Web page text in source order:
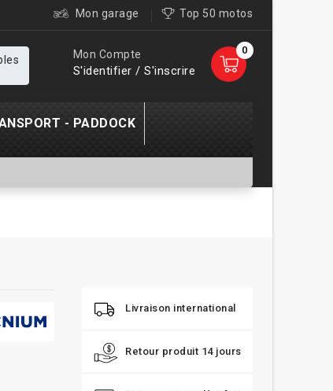
Mon garage Top 50 motos
0
Mon Compte
S'identifier / S'inscrire
- PADDOCK
Livraison international
Retour produit 14 jours